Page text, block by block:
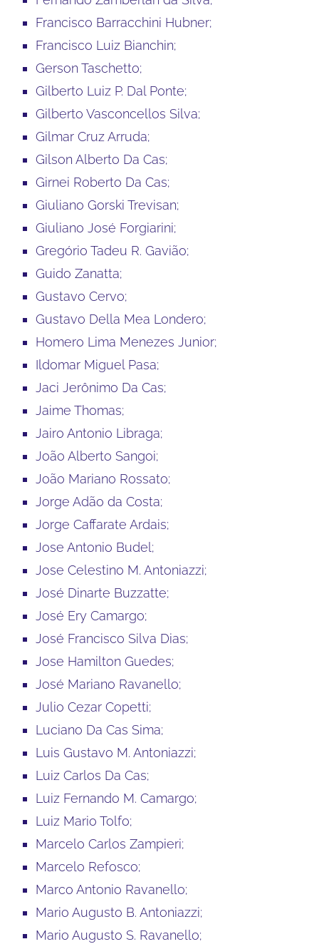
Francisco Barracchini Hubner;
Francisco Luiz Bianchin;
Gerson Taschetto;
Gilberto Luiz P. Dal Ponte;
Gilberto Vasconcellos Silva;
Gilmar Cruz Arruda;
Gilson Alberto Da Cas;
Girnei Roberto Da Cas;
Giuliano Gorski Trevisan;
Giuliano José Forgiarini;
Gregório Tadeu R. Gavião;
Guido Zanatta;
Gustavo Cervo;
Gustavo Della Mea Londero;
Homero Lima Menezes Junior;
Ildomar Miguel Pasa;
Jaci Jerônimo Da Cas;
Jaime Thomas;
Jairo Antonio Libraga;
João Alberto Sangoi;
João Mariano Rossato;
Jorge Adão da Costa;
Jorge Caffarate Ardais;
Jose Antonio Budel;
Jose Celestino M. Antoniazzi;
José Dinarte Buzzatte;
José Ery Camargo;
José Francisco Silva Dias;
Jose Hamilton Guedes;
José Mariano Ravanello;
Julio Cezar Copetti;
Luciano Da Cas Sima;
Luis Gustavo M. Antoniazzi;
Luiz Carlos Da Cas;
Luiz Fernando M. Camargo;
Luiz Mario Tolfo;
Marcelo Carlos Zampieri;
Marcelo Refosco;
Marco Antonio Ravanello;
Mario Augusto B. Antoniazzi;
Mario Augusto S. Ravanello;